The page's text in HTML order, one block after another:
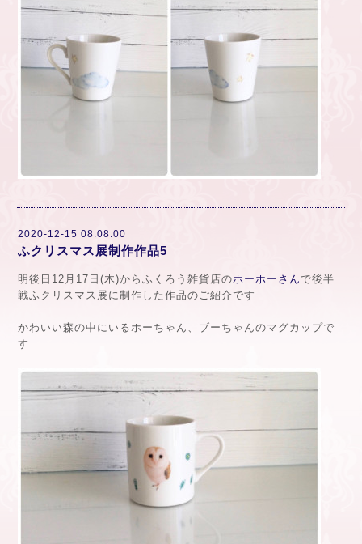
2020-12-15 08:08:00
ふクリスマス展制作作品5
明後日12月17日(木)からふくろう雑貨店のホーホーさん で後半
戦ふクリスマス展に制作した作品のご紹介です
かわいい森の中にいるホーちゃん、ブーちゃんのマグカップで
す